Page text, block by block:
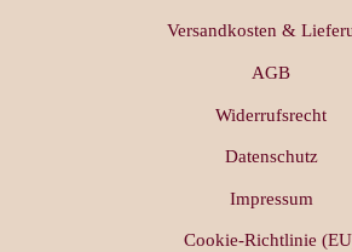
Versandkosten &
AGB
Widerrufsrecht
Datenschutz
Impressum
Cookie-Richtlinie